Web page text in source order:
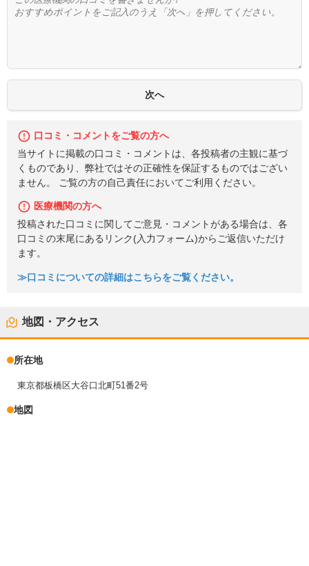
口コミ・コメントをご覧の方へ
当サイトに掲載の口コミ・コメントは、各投稿者の主観に基づ
くものであり、弊社ではその正確性を保証するものではござい
ません。 ご覧の方の自己責任においてご利用ください。
医療機関の方へ
投稿された口コミに関してご意見・コメントがある場合は、各
口コミの末尾にあるリンク(入力フォーム)からご返信いただけ
ます。
≫口コミについての詳細はこちらをご覧ください。
地図・アクセス
所在地
東京都板橋区大谷口北町51番2号
地図